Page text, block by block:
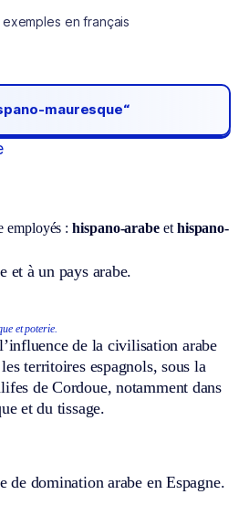
en français
mauresque“
employés :hispano-arabe et hispano-
et à un pays arabe.
et poterie.
de la civilisation arabe
territoires espagnols, sous la
de Cordoue, notamment dans
et du tissage.
de domination arabe en Espagne.